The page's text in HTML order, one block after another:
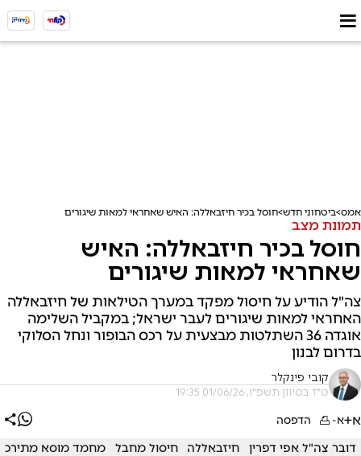
אמס ביטחוני חדש חוסל בכיר חיזבאללה: האיש שאחראי למאות שיגורים
תמונת מצב
חוסל בכיר חיזבאללה: האיש
שאחראי למאות שיגורים
צה"ל הודיע על חיסול מפקד במערך הטילאות של חיזבאללה
האחראי למאות שיגורים לעבר ישראל; במקביל השלימה
אוגדה 36 השתלטות מבצעית על רכס הבופור ונחל הסלוקי
בדרום לבנון
קובי פינקלר
ט"ז בסיוון תשפ"ו, 01/06/26 19:35
א+א- הדפסה
דובר צה"ל אפי דפרין חיזבאללה חיסול מחבל
מחמד מוסא מתירכ